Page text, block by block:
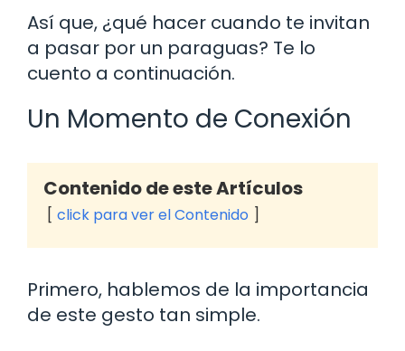
Así que, ¿qué hacer cuando te invitan
a pasar por un paraguas? Te lo
cuento a continuación.
Un Momento de Conexión
Contenido de este Artículos
click para ver el Contenido
Primero, hablemos de la importancia
de este gesto tan simple.